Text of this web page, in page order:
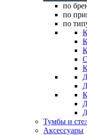
по
по
по
Тумбы и
Аксессуары